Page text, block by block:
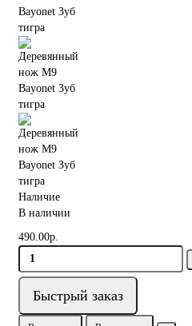
Наличие
В наличии
490.00р.
Быстрый заказ